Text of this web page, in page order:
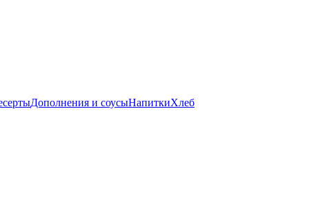
Дополнения и соусыНапиткиХлеб